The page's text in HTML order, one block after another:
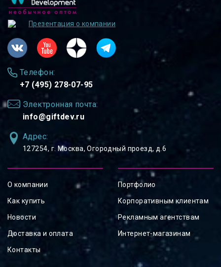
Презентация о компании
Телефон:
+7 (495) 278-07-95
Электронная почта:
info@giftdev.ru
Адрес:
127254, ⁠г. Москва, Огородный проезд, д.6
О компании
Как купить
Новости
Доставка и оплата
Контакты
Портфолио
Корпоративным клиентам
Рекламным агентствам
Интернет-магазинам